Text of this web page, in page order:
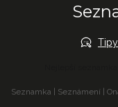
Seznamka Seznámení